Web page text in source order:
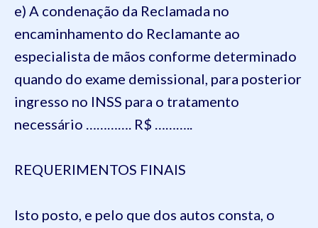
e) A condenação da Reclamada no
encaminhamento do Reclamante ao
especialista de mãos conforme determinado
quando do exame demissional, para posterior
ingresso no INSS para o tratamento
necessário …………. R$ ………..
REQUERIMENTOS FINAIS
Isto posto, e pelo que dos autos consta, o